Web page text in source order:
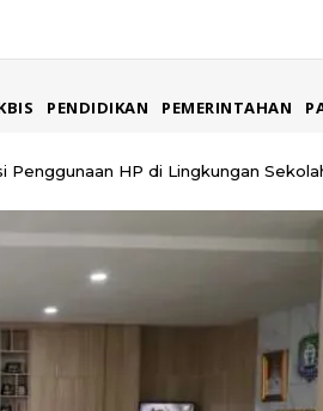
PENDIDIKAN PEMERINTAHAN
Penggunaan HP di Lingkungan